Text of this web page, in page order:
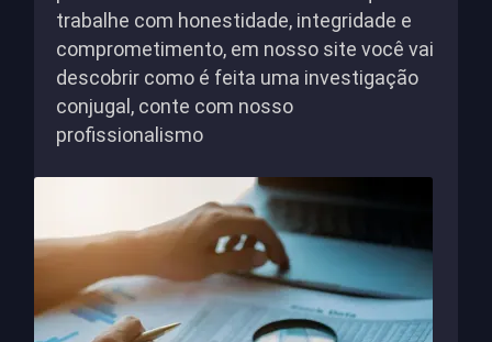
trabalhe com honestidade, integridade e
comprometimento, em nosso site você vai
descobrir como é feita uma investigação
conjugal, conte com nosso
profissionalismo